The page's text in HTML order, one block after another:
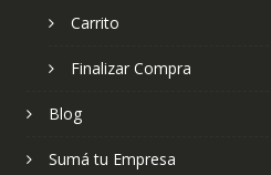
Carrito
Finalizar Compra
Blog
Sumá tu Empresa